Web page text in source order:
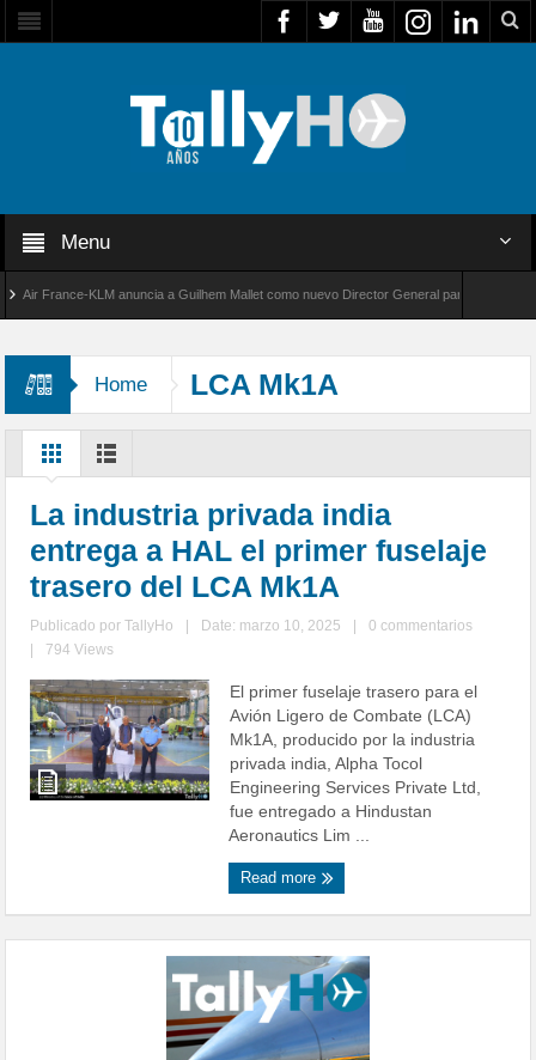
Menu
France-KLM anuncia a Guilhem Mallet como nuevo Director General para América Latina
Home LCA Mk1A
La industria privada india
entrega a HAL el primer fuselaje
trasero del LCA Mk1A
Publicado porTallyHo Date: marzo 10, 2025
0 commentarios
794 Views
El primer fuselaje trasero para el
Avión Ligero de Combate (LCA)
Mk1A, producido por la industria
privada india, Alpha Tocol
Engineering Services Private Ltd,
fue entregado a Hindustan
Aeronautics Lim ...
Read more